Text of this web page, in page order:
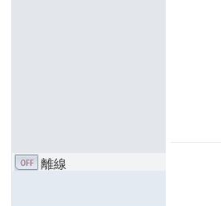
離線